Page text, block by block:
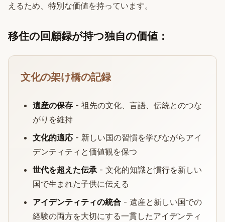
えるため、特別な価値を持っています。
移住の回顧録が持つ独自の価値：
文化の架け橋の記録
遺産の保存 - 祖先の文化、言語、伝統とのつな
がりを維持
文化的適応 - 新しい国の習慣を学びながらアイ
デンティティと価値観を保つ
世代を超えた伝承- 文化的知識と慣行を新しい
国で生まれた子供に伝える
アイデンティティの統合 - 遺産と新しい国での
経験の両方を大切にする一貫したアイデンティ